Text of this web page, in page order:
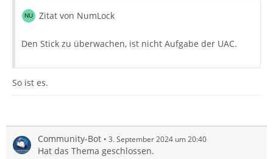
Zitat von NumLock
Den Stick zu überwachen, ist nicht Aufgabe der UAC.
So ist es.
Community-Bot 3. September 2024 um 20:40
Hat das Thema geschlossen.